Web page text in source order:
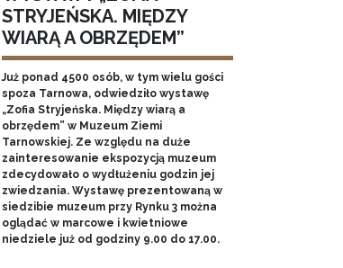
STRYJEŃSKA. MIĘDZY
WIARĄ A OBRZĘDEM”
Już ponad 4500 osób, w tym wielu gości
spoza Tarnowa, odwiedziło wystawę
„Zofia Stryjeńska. Między wiarą a
obrzędem” w Muzeum Ziemi
Tarnowskiej. Ze względu na duże
zainteresowanie ekspozycją muzeum
zdecydowało o wydłużeniu godzin jej
zwiedzania. Wystawę prezentowaną w
siedzibie muzeum przy Rynku 3 można
oglądać w marcowe i kwietniowe
niedziele już od godziny 9.00 do 17.00.